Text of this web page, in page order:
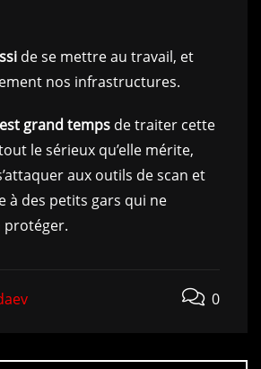
de se mettre au travail, et
nos infrastructures.
grand temps de traiter cette
le sérieux qu’elle mérite,
aux outils de scan et
à des petits gars qui ne
protéger.
0